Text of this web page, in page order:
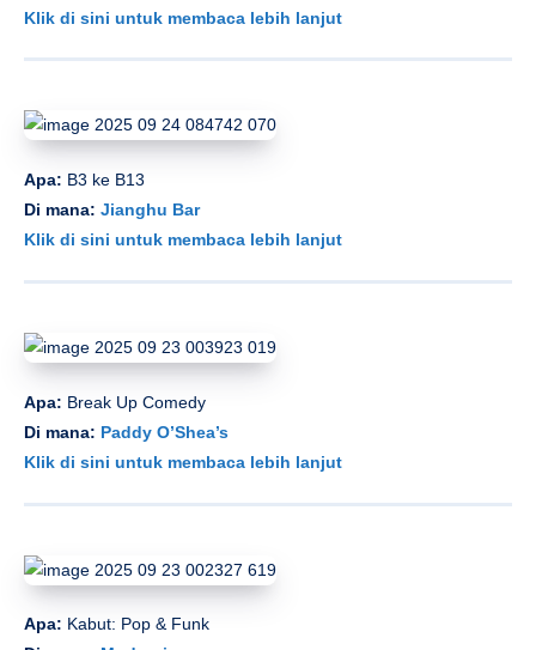
Klik di sini untuk membaca lebih lanjut
Apa: B3 ke B13
Di mana: Jianghu Bar
Klik di sini untuk membaca lebih lanjut
Apa: Break Up Comedy
Di mana: Paddy O’Shea’s
Klik di sini untuk membaca lebih lanjut
Apa: Kabut: Pop & Funk